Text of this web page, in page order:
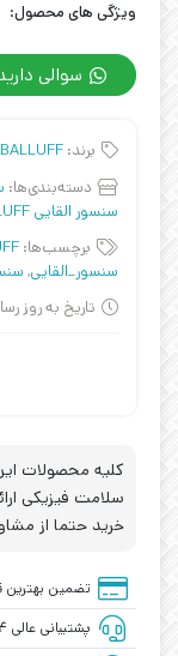
ویژگی های محصول:
سوالی
برند: BALLUFF
دسته‌بندی‌ها:
سنسور القایی BALLUFF
برچسب‌ها:
سنسور_القایی,
تاریخ به روز
کلیه محصولات
سلامت فیزیکی
خرید حتما از
تضمین بهترین
پشتیبانی عالی ۲۴ ساعته، ۷ روز هفته